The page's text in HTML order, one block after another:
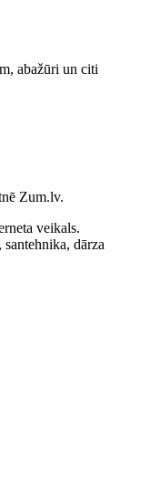
abažūri un citi
Zum.lv.
veikals.
dārza